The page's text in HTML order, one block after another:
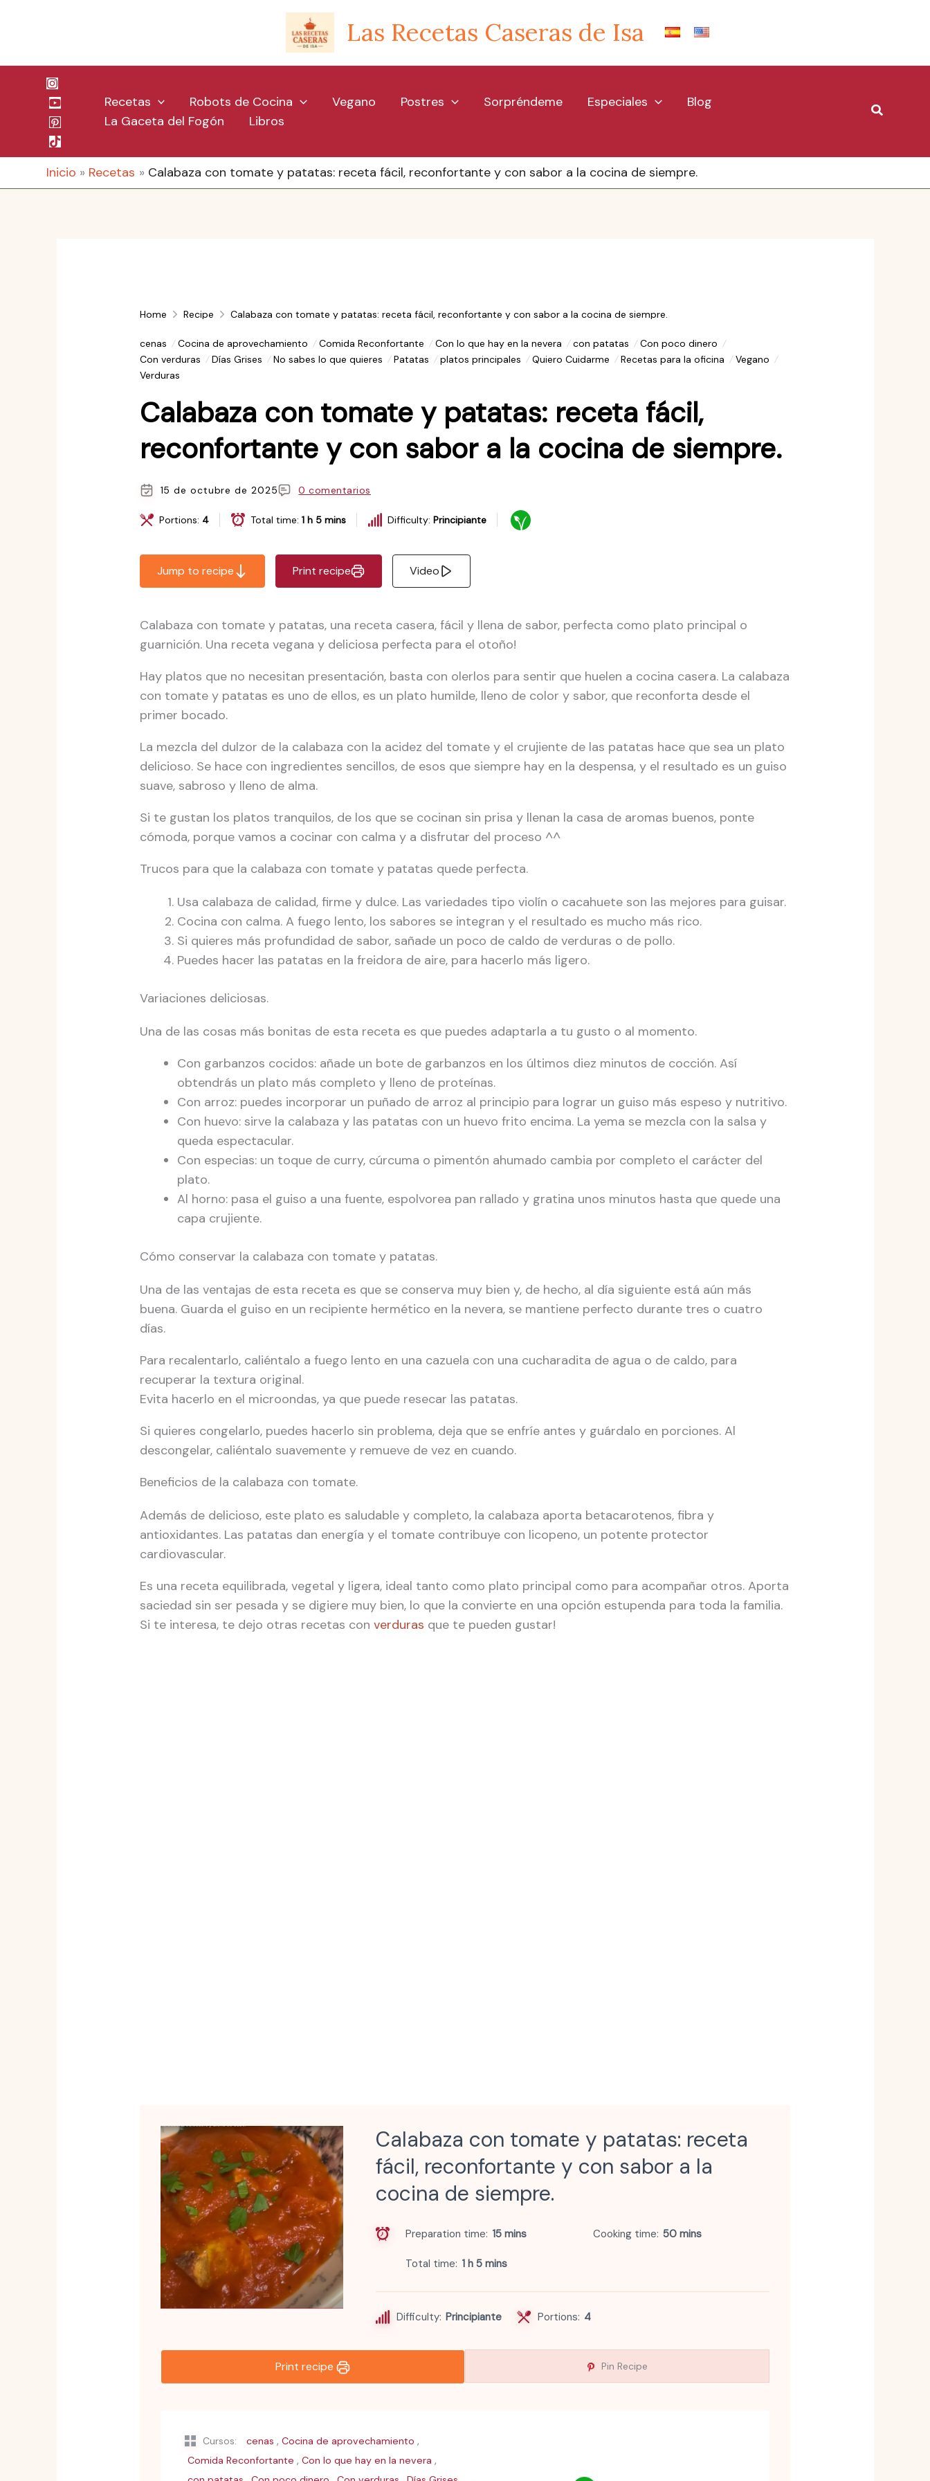
Las Recetas Caseras de Isa
Recetas Robots de Cocina Vegano Postres Sorpréndeme Especiales
Blog
La Gaceta del Fogón
Libros
Buscar
Inicio Recetas Calabaza con tomate y patatas: receta fácil, reconfortante y con sabor a la cocina de siempre.
Home Recipe Calabaza con tomate y patatas: receta fácil, reconfortante y con sabor a la cocina de siempre.
cenas Cocina de aprovechamiento Comida Reconfortante Con lo que hay en la nevera con patatas
Con poco dinero
Con verduras
Días Grises No sabes lo que quieres Patatas platos principales Quiero Cuidarme Recetas para la oficina
Vegano
Verduras
Calabaza con tomate y patatas: receta fácil,
reconfortante y con sabor a la cocina de siempre.
15 de octubre de 2025 0 comentarios
Portions: 4 Total time: 1 h 5 mins Difficulty: Principiante
Jump to recipe Print recipe Video
Calabaza con tomate y patatas, una receta casera, fácil y llena de sabor, perfecta como plato principal o
guarnición. Una receta vegana y deliciosa perfecta para el otoño!
Hay platos que no necesitan presentación, basta con olerlos para sentir que huelen a cocina casera. La calabaza
con tomate y patatas es uno de ellos, es un plato humilde, lleno de color y sabor, que reconforta desde el
primer bocado.
La mezcla del dulzor de la calabaza con la acidez del tomate y el crujiente de las patatas hace que sea un plato
delicioso. Se hace con ingredientes sencillos, de esos que siempre hay en la despensa, y el resultado es un guiso
suave, sabroso y lleno de alma.
Si te gustan los platos tranquilos, de los que se cocinan sin prisa y llenan la casa de aromas buenos, ponte
cómoda, porque vamos a cocinar con calma y a disfrutar del proceso ^^
Trucos para que la calabaza con tomate y patatas quede perfecta.
Usa calabaza de calidad, firme y dulce. Las variedades tipo violín o cacahuete son las mejores para guisar.
Cocina con calma. A fuego lento, los sabores se integran y el resultado es mucho más rico.
Si quieres más profundidad de sabor, sañade un poco de caldo de verduras o de pollo.
Puedes hacer las patatas en la freidora de aire, para hacerlo más ligero.
Variaciones deliciosas.
Una de las cosas más bonitas de esta receta es que puedes adaptarla a tu gusto o al momento.
Con garbanzos cocidos: añade un bote de garbanzos en los últimos diez minutos de cocción. Así
obtendrás un plato más completo y lleno de proteínas.
Con arroz: puedes incorporar un puñado de arroz al principio para lograr un guiso más espeso y nutritivo.
Con huevo: sirve la calabaza y las patatas con un huevo frito encima. La yema se mezcla con la salsa y
queda espectacular.
Con especias: un toque de curry, cúrcuma o pimentón ahumado cambia por completo el carácter del
plato.
Al horno: pasa el guiso a una fuente, espolvorea pan rallado y gratina unos minutos hasta que quede una
capa crujiente.
Cómo conservar la calabaza con tomate y patatas.
Una de las ventajas de esta receta es que se conserva muy bien y, de hecho, al día siguiente está aún más
buena. Guarda el guiso en un recipiente hermético en la nevera, se mantiene perfecto durante tres o cuatro
días.
Para recalentarlo, caliéntalo a fuego lento en una cazuela con una cucharadita de agua o de caldo, para
recuperar la textura original.
Evita hacerlo en el microondas, ya que puede resecar las patatas.
Si quieres congelarlo, puedes hacerlo sin problema, deja que se enfríe antes y guárdalo en porciones. Al
descongelar, caliéntalo suavemente y remueve de vez en cuando.
Beneficios de la calabaza con tomate.
Además de delicioso, este plato es saludable y completo, la calabaza aporta betacarotenos, fibra y
antioxidantes. Las patatas dan energía y el tomate contribuye con licopeno, un potente protector
cardiovascular.
Es una receta equilibrada, vegetal y ligera, ideal tanto como plato principal como para acompañar otros. Aporta
saciedad sin ser pesada y se digiere muy bien, lo que la convierte en una opción estupenda para toda la familia.
Si te interesa, te dejo otras recetas con verduras que te pueden gustar!
Calabaza con tomate y patatas: receta
fácil, reconfortante y con sabor a la
cocina de siempre.
Preparation time 15 mins Cooking time 50 mins
Total time 1 h 5 mins
Difficulty: Principiante Portions: 4
Print recipe Pin Recipe
Cursos: cenas , Cocina de aprovechamiento ,
Comida Reconfortante , Con lo que hay en la nevera ,